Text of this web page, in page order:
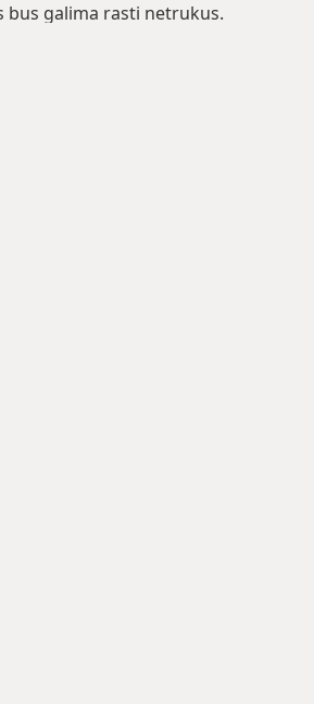
bus galima rasti netrukus.